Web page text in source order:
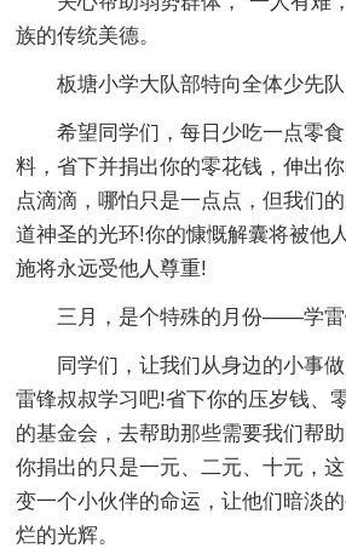
族的传统美德。
板塘小学大队部特向全体少先
希望同学们，每日少吃一点零
料，省下并捐出你的零花钱，伸出
点滴滴，哪怕只是一点点，但我们
道神圣的光环!你的慷慨解囊将被他
施将永远受他人尊重!
三月，是个特殊的月份——学雷
同学们，让我们从身边的小事
雷锋叔叔学习吧!省下你的压岁钱、
的基金会，去帮助那些需要我们帮
你捐出的只是一元、二元、十元，
变一个小伙伴的命运，让他们暗淡
烂的光辉。